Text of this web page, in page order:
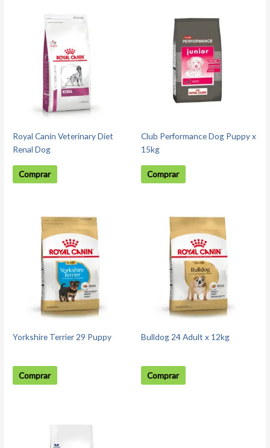
Royal Canin Veterinary Diet
Renal Dog
Comprar
Club Performance Dog Puppy x
15kg
Comprar
Yorkshire Terrier 29 Puppy
Comprar
Bulldog 24 Adult x 12kg
Comprar